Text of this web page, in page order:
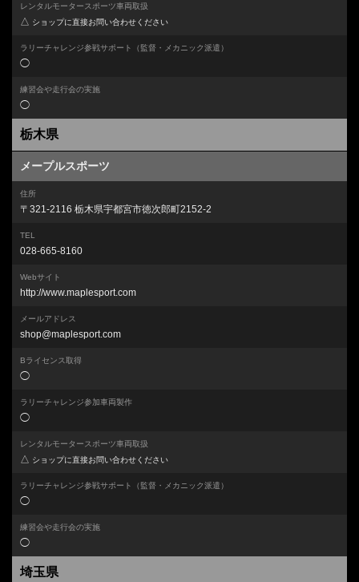
レンタルモータースポーツ車両取扱
△ ショップに直接お問い合わせください
ラリーチャレンジ参戦サポート （監督・メカニック派遣）
◯
練習会や走行会の実施
◯
栃木県
メープルスポーツ
住所
〒321-2116 栃木県宇都宮市徳次郎町2152-2
TEL
028-665-8160
Webサイト
http://www.maplesport.com
メールアドレス
shop@maplesport.com
Bライセンス取得
◯
ラリーチャレンジ参加車両製作
◯
レンタルモータースポーツ車両取扱
△ ショップに直接お問い合わせください
ラリーチャレンジ参戦サポート （監督・メカニック派遣）
◯
練習会や走行会の実施
◯
埼玉県